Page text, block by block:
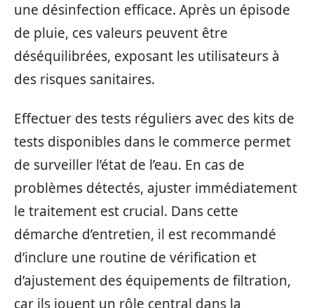
une désinfection efficace. Après un épisode
de pluie, ces valeurs peuvent être
déséquilibrées, exposant les utilisateurs à
des risques sanitaires.
Effectuer des tests réguliers avec des kits de
tests disponibles dans le commerce permet
de surveiller l’état de l’eau. En cas de
problèmes détectés, ajuster immédiatement
le traitement est crucial. Dans cette
démarche d’entretien, il est recommandé
d’inclure une routine de vérification et
d’ajustement des équipements de filtration,
car ils jouent un rôle central dans la